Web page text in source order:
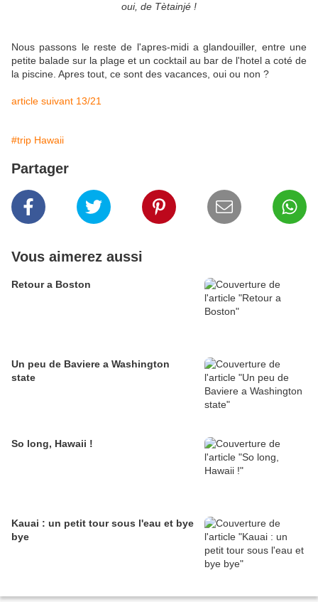
oui, de Tètainjé !
Nous passons le reste de l'apres-midi a glandouiller, entre une
petite balade sur la plage et un cocktail au bar de l'hotel a coté de
la piscine. Apres tout, ce sont des vacances, oui ou non ?
article suivant 13/21
#trip Hawaii
Partager
Vous aimerez aussi
Retour a Boston
Un peu de Baviere a Washington
state
So long, Hawaii !
Kauai : un petit tour sous l'eau et bye
bye